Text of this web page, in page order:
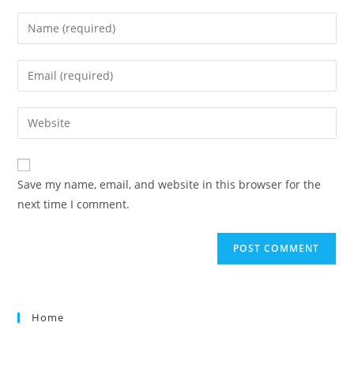
Save my name, email, and website in this browser for the
next time I comment.
Home